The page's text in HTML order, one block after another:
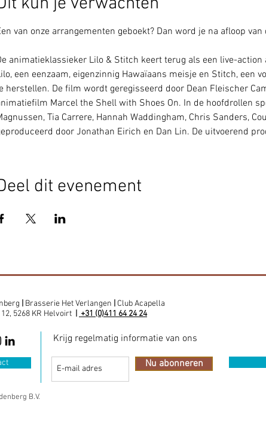
van onze arrangementen geboekt? Dan word je na afloop
animatieklassieker Lilo & Stitch keert terug als een live-
een eenzaam, eigenzinnig Hawaïaans meisje en Stitch, een
herstellen. De film wordt geregisseerd door Dean Fleischer
Marcel the Shell with Shoes On. In de hoofdrollen
Tia Carrere, Hannah Waddingham, Chris Sanders,
door Jonathan Eirich en Dan Lin. De uitvoerend
dit evenement
Brasserie Het Verlangen
Club Acapella
5268 KR Helvoirt
+31 (0)411 64 24 24
Krijg regelmatig informatie van ons
Nu abonneren
B.V.